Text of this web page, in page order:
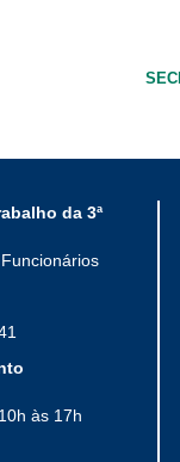
da 3ª
às 17h